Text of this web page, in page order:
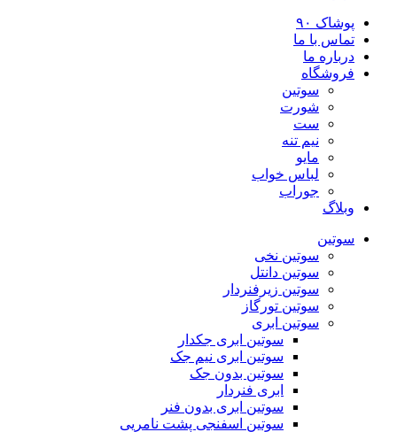
پوشاک ۹۰
تماس با ما
درباره ما
فروشگاه
سوتین
شورت
ست
نیم تنه
مایو
لباس خواب
جوراب
وبلاگ
سوتین
سوتین نخی
سوتین دانتل
سوتین زیرفنردار
سوتین تورگاز
سوتین ابری
سوتین ابری جکدار
سوتین ابری نیم جک
سوتین بدون جک
ابری فنردار
سوتین ابری بدون فنر
سوتین اسفنجی پشت نامریی